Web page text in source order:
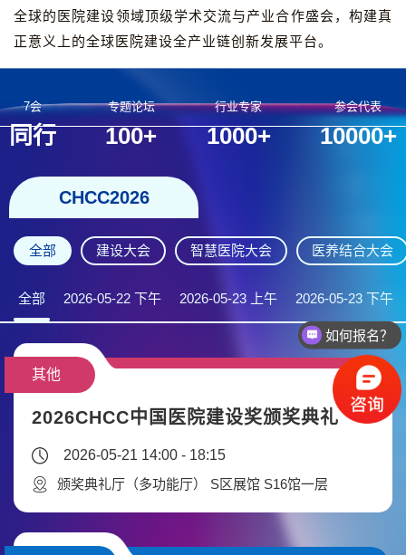
全球的医院建设领域顶级学术交流与产业合作盛会，构建真
正意义上的全球医院建设全产业链创新发展平台。
7会
同行
专题论坛
100+
行业专家
1000+
参会代表
10000+
CHCC2026
全部 建设大会 智慧医院大会 医养结合大会
全部 2026-05-22 下午 2026-05-23 上午 2026-05-23 下午
其他
2026CHCC中国医院建设奖颁奖典礼
2026-05-21 14:00 - 18:15
颁奖典礼厅（多功能厅） S区展馆 S16馆一层
如何报名？